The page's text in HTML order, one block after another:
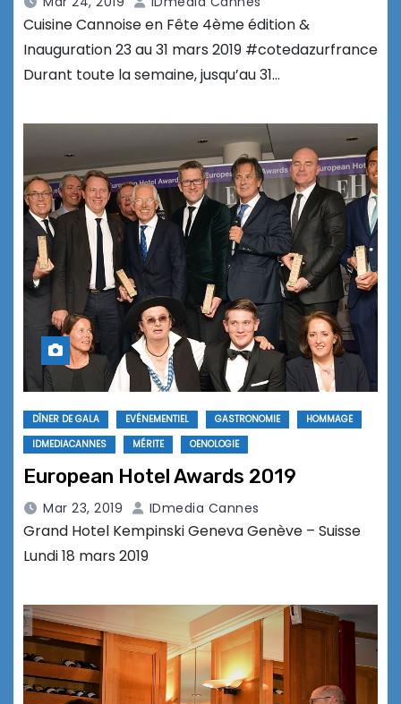
Cuisine Cannoise en Fête 4ème édition &
Inauguration 23 au 31 mars 2019 #cotedazurfrance
Durant toute la semaine, jusqu’au 31…
DÎNER DE GALA EVÉNEMENTIEL GASTRONOMIE
HOMMAGE
IDMEDIACANNES
MÉRITE OENOLOGIE
European Hotel Awards 2019
Mar 23, 2019 IDmedia Cannes
Grand Hotel Kempinski Geneva Genève – Suisse
Lundi 18 mars 2019